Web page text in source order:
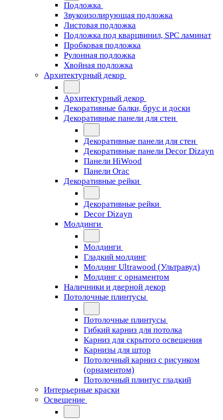
Подложка
Звукоизолирующая подложка
Листовая подложка
Подложка под кварцвинил, SPC ламинат
Пробковая подложка
Рулонная подложка
Хвойная подложка
Архитектурный декор
Архитектурный декор
Декоративные балки, брус и доски
Декоративные панели для стен
Декоративные панели для стен
Декоративные панели Decor Dizayn
Панели HiWood
Панели Orac
Декоративные рейки
Декоративные рейки
Decor Dizayn
Молдинги
Молдинги
Гладкий молдинг
Молдинг Ultrawood (Ультравуд)
Молдинг с орнаментом
Наличники и дверной декор
Потолочные плинтусы
Потолочные плинтусы
Гибкий карниз для потолка
Карниз для скрытого освещения
Карнизы для штор
Потолочный карниз с рисунком
(орнаментом)
Потолочный плинтус гладкий
Интерьерные краски
Освещение